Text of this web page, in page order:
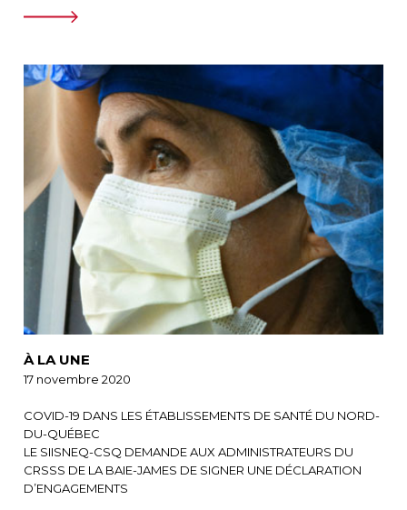
À LA UNE
17 novembre 2020
COVID-19 DANS LES ÉTABLISSEMENTS DE SANTÉ DU NORD-
DU-QUÉBEC
LE SIISNEQ-CSQ DEMANDE AUX ADMINISTRATEURS DU
CRSSS DE LA BAIE-JAMES DE SIGNER UNE DÉCLARATION
D’ENGAGEMENTS